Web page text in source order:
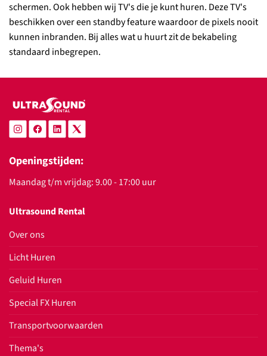
schermen. Ook hebben wij TV's die je kunt huren. Deze TV's
beschikken over een standby feature waardoor de pixels nooit
kunnen inbranden. Bij alles wat u huurt zit de bekabeling
standaard inbegrepen.
Openingstijden:
Maandag t/m vrijdag: 9.00 - 17:00 uur
Ultrasound Rental
Over ons
Licht Huren
Geluid Huren
Special FX Huren
Transportvoorwaarden
Thema's